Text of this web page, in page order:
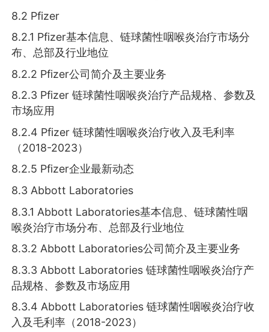
8.2 Pfizer
8.2.1 Pfizer基本信息、链球菌性咽喉炎治疗市场分
布、总部及行业地位
8.2.2 Pfizer公司简介及主要业务
8.2.3 Pfizer 链球菌性咽喉炎治疗产品规格、参数及
市场应用
8.2.4 Pfizer 链球菌性咽喉炎治疗收入及毛利率
（2018-2023）
8.2.5 Pfizer企业最新动态
8.3 Abbott Laboratories
8.3.1 Abbott Laboratories基本信息、链球菌性咽
喉炎治疗市场分布、总部及行业地位
8.3.2 Abbott Laboratories公司简介及主要业务
8.3.3 Abbott Laboratories 链球菌性咽喉炎治疗产
品规格、参数及市场应用
8.3.4 Abbott Laboratories 链球菌性咽喉炎治疗收
入及毛利率（2018-2023）